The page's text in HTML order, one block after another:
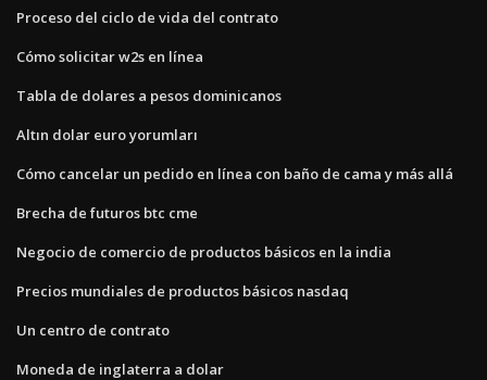
Proceso del ciclo de vida del contrato
Cómo solicitar w2s en línea
Tabla de dolares a pesos dominicanos
Altın dolar euro yorumları
Cómo cancelar un pedido en línea con baño de cama y más allá
Brecha de futuros btc cme
Negocio de comercio de productos básicos en la india
Precios mundiales de productos básicos nasdaq
Un centro de contrato
Moneda de inglaterra a dolar